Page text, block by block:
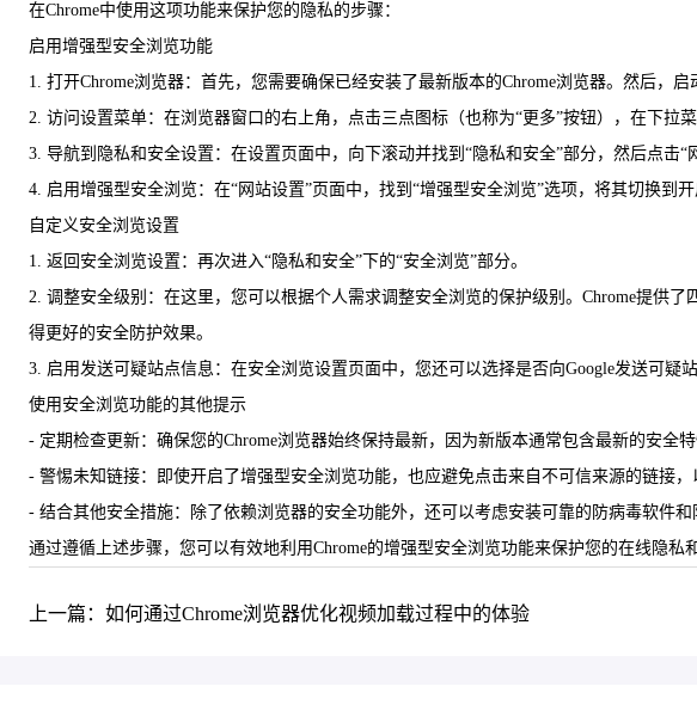
在Chrome中使用这项功能来保护您的隐私的步骤：
启用增强型安全浏览功能
1. 打开Chrome浏览器：首先，您需要确保已经安装了最新版本的Chrome浏览器。然后，启
2. 访问设置菜单：在浏览器窗口的右上角，点击三点图标（也称为“更多”按钮），在下拉菜
3. 导航到隐私和安全设置：在设置页面中，向下滚动并找到“隐私和安全”部分，然后点击“
4. 启用增强型安全浏览：在“网站设置”页面中，找到“增强型安全浏览”选项，将其切换到
自定义安全浏览设置
1. 返回安全浏览设置：再次进入“隐私和安全”下的“安全浏览”部分。
2. 调整安全级别：在这里，您可以根据个人需求调整安全浏览的保护级别。Chrome提供
得更好的安全防护效果。
3. 启用发送可疑站点信息：在安全浏览设置页面中，您还可以选择是否向Google发送可疑
使用安全浏览功能的其他提示
- 定期检查更新：确保您的Chrome浏览器始终保持最新，因为新版本通常包含最新的安全特
- 警惕未知链接：即使开启了增强型安全浏览功能，也应避免点击来自不可信来源的链接，
- 结合其他安全措施：除了依赖浏览器的安全功能外，还可以考虑安装可靠的防病毒软件和
通过遵循上述步骤，您可以有效地利用Chrome的增强型安全浏览功能来保护您的在线隐私
上一篇：如何通过Chrome浏览器优化视频加载过程中的体验